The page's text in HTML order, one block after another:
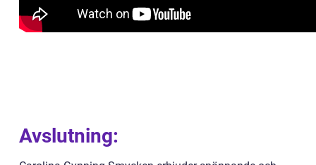
Avslutning: